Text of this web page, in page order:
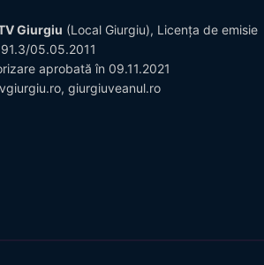
Giurgiu (Local Giurgiu), Licența de emisie
05.05.2011
aprobată în 09.11.2021
, giurgiuveanul.ro